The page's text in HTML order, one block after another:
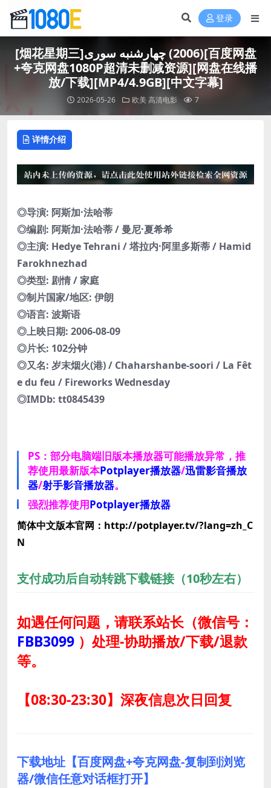
登录
[烟花星期三]چهارشنبه ‌سوری‎ (2006)[百度网盘
+夸克网盘1080P超清未删减资源][网盘在线播
放/下载][MP4/4.9GB][中文字幕]
2026-05-26 欧美高清电影 7
详情介绍
◎导演: 阿斯加·法哈蒂
◎编剧: 阿斯加·法哈蒂 / 曼尼·夏希希
◎主演: Hedye Tehrani / 塔拉内·阿里多斯蒂 / Hamid
Farokhnezhad
◎类型: 剧情 / 家庭
◎制片国家/地区: 伊朗
◎语言: 波斯语
◎上映日期: 2006-08-09
◎片长: 102分钟
◎又名: 岁末烟火(港) / Chaharshanbe-soori / La Fêt
e du feu / Fireworks Wednesday
◎IMDb: tt0845439
PS：部分电脑端旧版本播放器可能播放异常，推
荐使用最新版本Potplayer播放器/迅雷影音播放
器/射手影音播放器。
强烈推荐使用Potplayer播放器
简体中文版本官网：http://potplayer.tv/?lang=zh_C
N
支付成功后自动转跳下载链接（10秒左右）
如遇任何问题，请联系站长（微信号：
FBB3099 ） 处理-协助播放/下载/退款
等。
【08:30-23:30】深夜信息次日回复
下载地址【百度网盘+夸克网盘-复制到浏览
器/微信任意对话框打开】